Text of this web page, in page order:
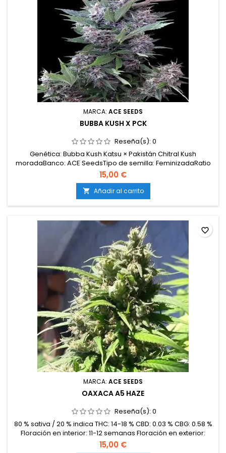
MARCA: ACE SEEDS
BUBBA KUSH X PCK
Reseña(s): 0
Genética: Bubba Kush Katsu × Pakistán Chitral Kush
moradaBanco: ACE SeedsTipo de semilla: FeminizadaRatio
sativa / índica: 100 % índicaTHC: 17 %CBD: &lt; 0,05 %CBG: 2
%Floración en interior: 7–8 semanasFloración en exterior:
finales de septiembreProducción: MediaMorfología: plantas
compactas, robustas y muy resinosas...
15,00 €
 Añadir al carrito
MARCA: ACE SEEDS
OAXACA A5 HAZE
Reseña(s): 0
80 % sativa / 20 % indica THC: 14-18 % CBD: 0.03 % CBG: 0.58 %
Floración en interior: 11-12 semanas Floración en exterior:
Finales de Octubre Producción:Alta Resistencia contra los
15,00 €
favorite_border